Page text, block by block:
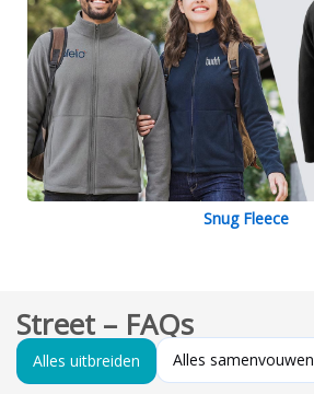
Snug Fleece
Street – FAQs
Alles uitbreiden Alles samenvouwen